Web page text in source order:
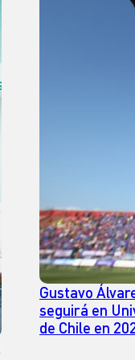
Gustavo
seguirá en
de Chile en